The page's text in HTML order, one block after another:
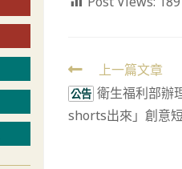
Read
more
articles
上一篇文章
公告 衛生福利部辦
shorts出來」創意